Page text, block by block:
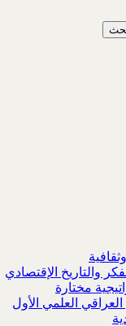
والتاريخ الإقتصادي
مختارة
العراقي العلمي الأول